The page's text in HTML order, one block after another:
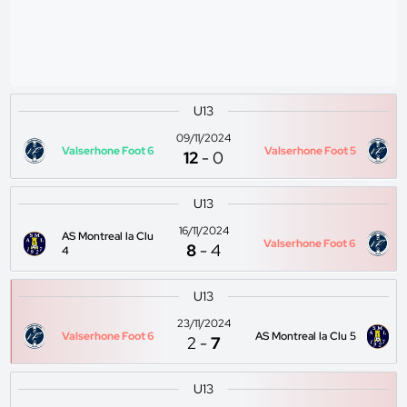
U13
Valserhone Foot 6
09/11/2024
12 -0 Valserhone Foot 5
U13
AS Montreal la Clu
4
16/11/2024
8 -4 Valserhone Foot 6
U13
Valserhone Foot 6
23/11/2024
2 -7 AS Montreal la Clu 5
U13